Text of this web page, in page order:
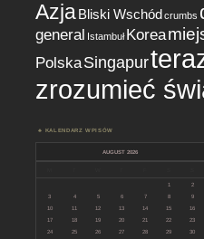
AzjaBliski Wschódcrumbs
general Istambuł Korea
PolskaSingapur
zrozumieć
KALENDARZ WPISÓW
AUGUST 2026
1
2
3
4 5 6 7 8
9
10
11 12 13 14 15
16
17
18 19 20 21 22
23
24
25 26 27 28 29
30